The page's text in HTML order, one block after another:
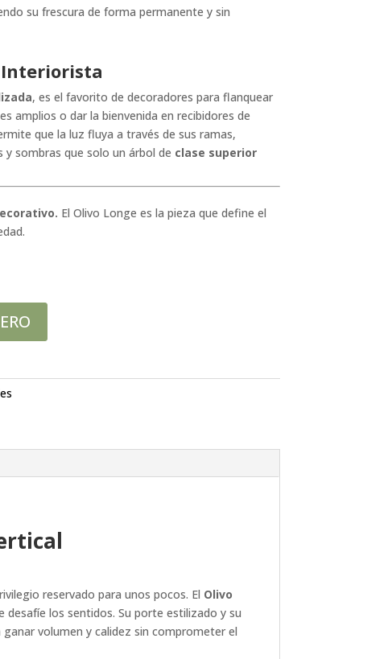
su frescura de forma permanente y sin
Interiorista
, es el favorito de decoradores para flanquear
amplios o dar la bienvenida en recibidores de
que la luz fluya a través de sus ramas,
y sombras que solo un árbol de clase superior
El Olivo Longe es la pieza que define el
reservado para unos pocos. El Olivo
desafíe los sentidos. Su porte estilizado y su
volumen y calidez sin comprometer el